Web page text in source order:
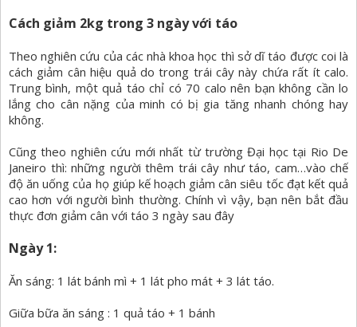
Cách giảm 2kg trong 3 ngày với táo
Theo nghiên cứu của các nhà khoa học thì sở dĩ táo được coi là
cách giảm cân hiệu quả do trong trái cây này chứa rất ít calo.
Trung bình, một quả táo chỉ có 70 calo nên bạn không cần lo
lắng cho cân nặng của minh có bị gia tăng nhanh chóng hay
không.
Cũng theo nghiên cứu mới nhất từ trường Đại học tại Rio De
Janeiro thì: những người thêm trái cây như táo, cam…vào chế
độ ăn uống của họ giúp kế hoạch giảm cân siêu tốc đạt kết quả
cao hơn với người bình thường. Chính vì vậy, bạn nên bắt đầu
thực đơn giảm cân với táo 3 ngày sau đây
Ngày 1:
Ăn sáng: 1 lát bánh mì + 1 lát pho mát + 3 lát táo.
Giữa bữa ăn sáng : 1 quả táo + 1 bánh